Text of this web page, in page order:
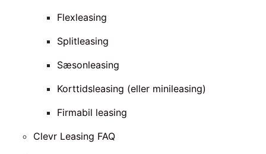
Flexleasing
Splitleasing
Sæsonleasing
Korttidsleasing (eller minileasing)
Firmabil leasing
Clevr Leasing FAQ